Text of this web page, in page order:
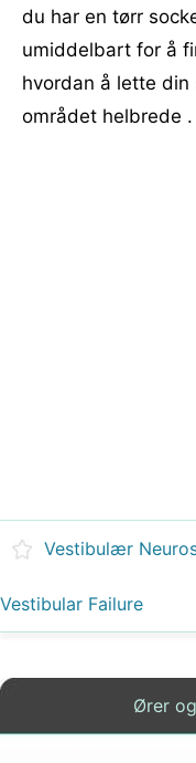
du har en tørr
umiddelbart for å
hvordan å lette din
området helbrede .
Vestibulær
Vestibular Failure
Ører